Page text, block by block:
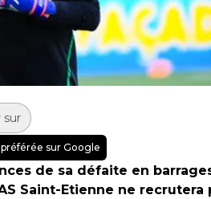
sur
sur Google
de sa défaite en
Saint-Etienne ne recrutera